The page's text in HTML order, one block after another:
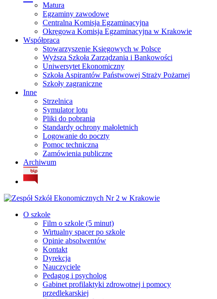
Matura
Egzaminy zawodowe
Centralna Komisja Egzaminacyjna
Okręgowa Komisja Egzaminacyjna w Krakowie
Współpraca
Stowarzyszenie Księgowych w Polsce
Wyższa Szkoła Zarządzania i Bankowości
Uniwersytet Ekonomiczny
Szkoła Aspirantów Państwowej Straży Pożarnej
Szkoły zagraniczne
Inne
Strzelnica
Symulator lotu
Pliki do pobrania
Standardy ochrony małoletnich
Logowanie do poczty
Pomoc techniczna
Zamówienia publiczne
Archiwum
O szkole
Film o szkole (5 minut)
Wirtualny spacer po szkole
Opinie absolwentów
Kontakt
Dyrekcja
Nauczyciele
Pedagog i psycholog
Gabinet profilaktyki zdrowotnej i pomocy
przedlekarskiej